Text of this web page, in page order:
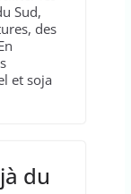
Sud,
des
et soja
du